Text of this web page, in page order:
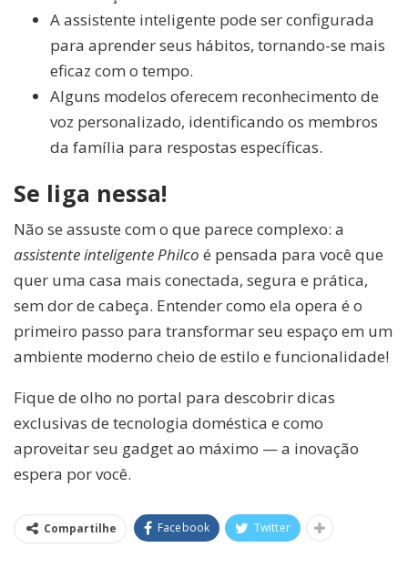
A assistente inteligente pode ser configurada
para aprender seus hábitos, tornando-se mais
eficaz com o tempo.
Alguns modelos oferecem reconhecimento de
voz personalizado, identificando os membros
da família para respostas específicas.
Se liga nessa!
Não se assuste com o que parece complexo: a
assistente inteligente Philco é pensada para você que
quer uma casa mais conectada, segura e prática,
sem dor de cabeça. Entender como ela opera é o
primeiro passo para transformar seu espaço em um
ambiente moderno cheio de estilo e funcionalidade!
Fique de olho no portal para descobrir dicas
exclusivas de tecnologia doméstica e como
aproveitar seu gadget ao máximo — a inovação
espera por você.
Compartilhe Facebook Twitter